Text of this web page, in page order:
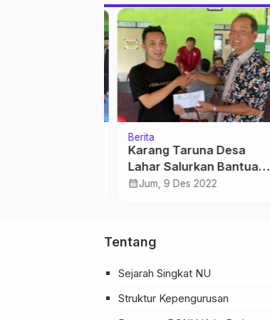
Berita
Karang Taruna Desa
Lahar Salurkan Bantuan
untuk Korban Banjir
Jum, 9 Des 2022
Tentang
Sejarah Singkat NU
Struktur Kepengurusan